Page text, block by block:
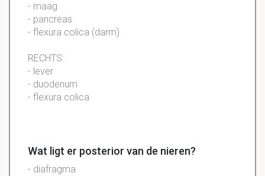
- maag
- pancreas
- flexura colica (darm)
RECHTS:
- lever
- duodenum
- flexura colica
Wat ligt er posterior van de nieren?
- diafragma